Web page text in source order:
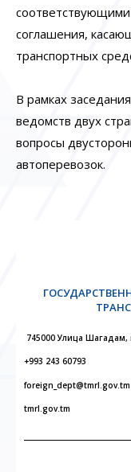
соглашения,
транспортных
В рамках
ведомств двух
вопросы
автоперевозок.
745000 Улица
+993 243 60793
foreign_dept@tmrl.gov.tm
tmrl.gov.tm